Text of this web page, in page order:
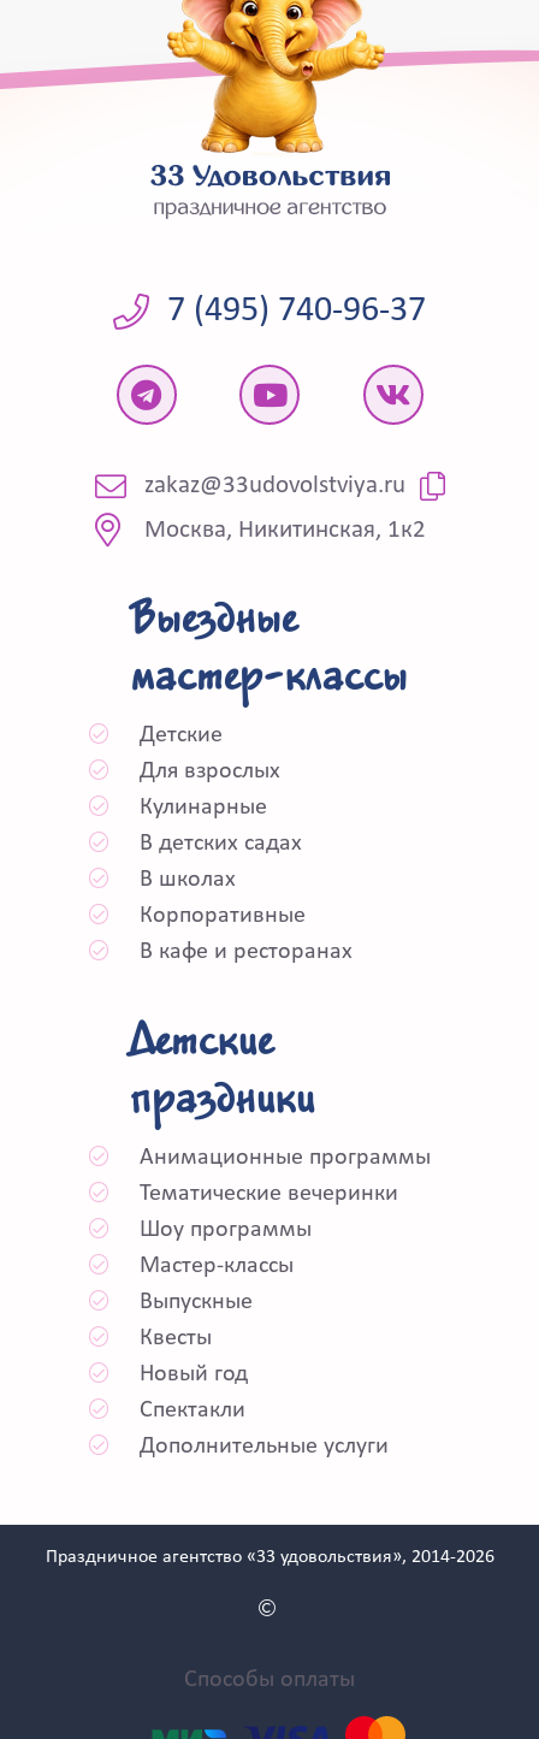
Детские
праздники
Анимационные программы
Тематические вечеринки
Шоу программы
Мастер-классы
Выпускные
Квесты
Новый год
Спектакли
Дополнительные услуги
7 (495) 740-96-37
zakaz@33udovolstviya.ru
Москва, Никитинская, 1к2
Выездные
мастер-классы
Детские
Для взрослых
Кулинарные
В детских садах
В школах
Корпоративные
В кафе и ресторанах
Праздничное агентство «33 удовольствия», 2014-2026
Способы оплаты